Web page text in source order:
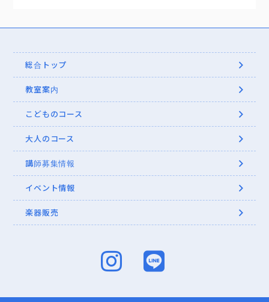
総合トップ
教室案内
こどものコース
大人のコース
講師募集情報
イベント情報
楽器販売